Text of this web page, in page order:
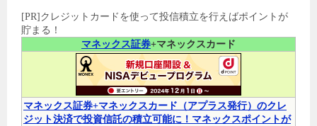
[PR]クレジットカードを使って投信積立を行えばポイントが
貯まる！
マネックス証券+マネックスカード
マネックス証券+マネックスカード（アプラス発行）のクレ
ジット決済で投資信託の積立可能に！マネックスポイントが